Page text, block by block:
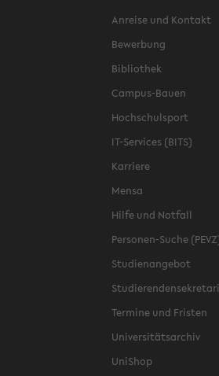
Anreise und Kontakt
Bewerbung
Bibliothek
Campus-Bauen
Hochschulsport
IT-Services (BITS)
Karriere
Mensa
Hilfe und Notfall
Personen-Suche
Studienangebot
Termine und Fristen
Universitätsarchiv
UniShop